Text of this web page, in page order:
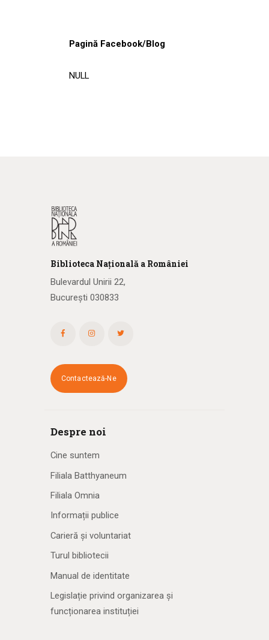
Pagină Facebook/Blog
NULL
Biblioteca Națională a României
Bulevardul Unirii 22,
București 030833
Contactează-Ne
Despre noi
Cine suntem
Filiala Batthyaneum
Filiala Omnia
Informații publice
Carieră și voluntariat
Turul bibliotecii
Manual de identitate
Legislație privind organizarea și
funcționarea instituției